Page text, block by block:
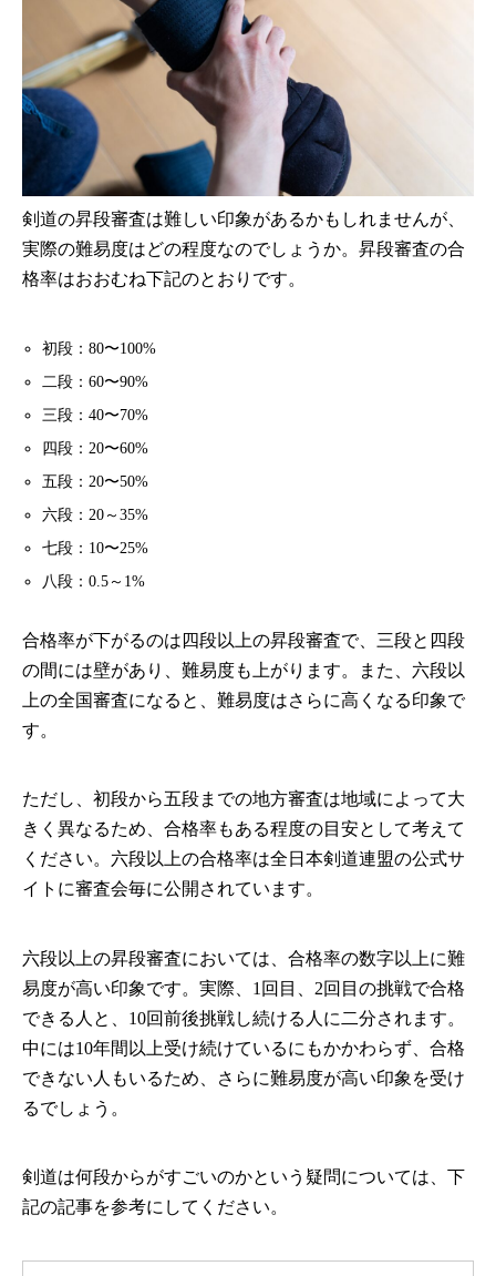
剣道の昇段審査は難しい印象があるかもしれませんが、
実際の難易度はどの程度なのでしょうか。昇段審査の合
格率はおおむね下記のとおりです。
初段：80〜100%
二段：60〜90%
三段：40〜70%
四段：20〜60%
五段：20〜50%
六段：20～35%
七段：10〜25%
八段：0.5～1%
合格率が下がるのは四段以上の昇段審査で、三段と四段
の間には壁があり、難易度も上がります。また、六段以
上の全国審査になると、難易度はさらに高くなる印象で
す。
ただし、初段から五段までの地方審査は地域によって大
きく異なるため、合格率もある程度の目安として考えて
ください。六段以上の合格率は全日本剣道連盟の公式サ
イトに審査会毎に公開されています。
六段以上の昇段審査においては、合格率の数字以上に難
易度が高い印象です。実際、1回目、2回目の挑戦で合格
できる人と、10回前後挑戦し続ける人に二分されます。
中には10年間以上受け続けているにもかかわらず、合格
できない人もいるため、さらに難易度が高い印象を受け
るでしょう。
剣道は何段からがすごいのかという疑問については、下
記の記事を参考にしてください。